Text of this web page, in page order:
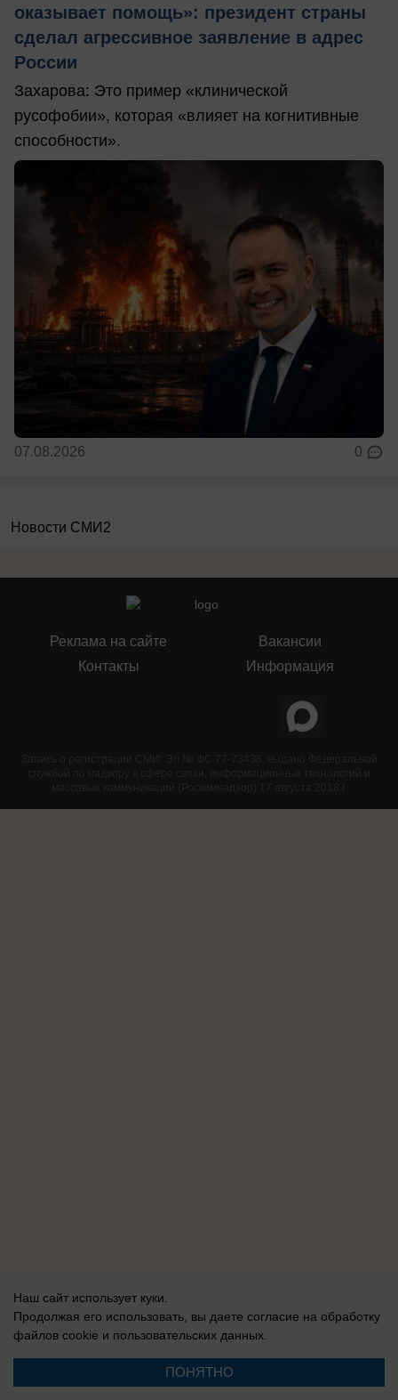
оказывает помощь»: президент страны
сделал агрессивное заявление в адрес
России
Захарова: Это пример «клинической
русофобии», которая «влияет на когнитивные
способности».
07.08.2026 0
Новости СМИ2
Реклама на сайте
Контакты
Вакансии
Информация
Запись о регистрации СМИ: Эл № ФС 77-73438, выдано Федеральной
службой по надзору в сфере связи, информационных технологий и
массовых коммуникаций (Роскомнадзор) 17 августа 2018 г.
Наш сайт использует куки.
Продолжая его использовать, вы даете согласие на обработку
файлов cookie и пользовательских данных.
ПОНЯТНО